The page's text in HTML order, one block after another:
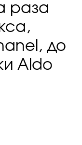
раза
до
Aldo